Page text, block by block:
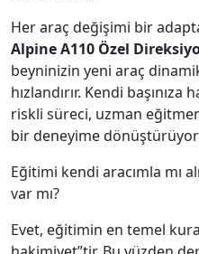
Her araç değişimi bir
Alpine A110 Özel
beyninizin yeni araç
hızlandırır. Kendi
riskli süreci, uzman
bir deneyime
Eğitimi kendi aracımla mı
var mı?
Evet, eğitimin en temel